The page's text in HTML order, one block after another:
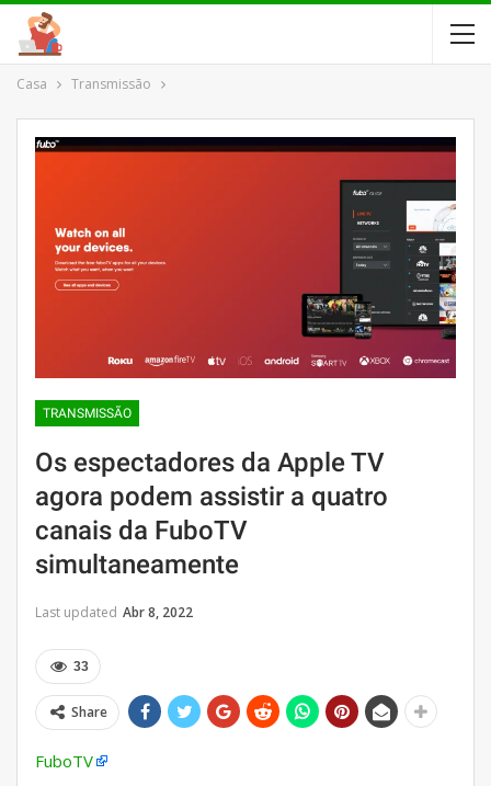
Casa Transmissão
TRANSMISSÃO
Os espectadores da Apple TV
agora podem assistir a quatro
canais da FuboTV
simultaneamente
Last updated Abr 8, 2022
33
Share
FuboTV